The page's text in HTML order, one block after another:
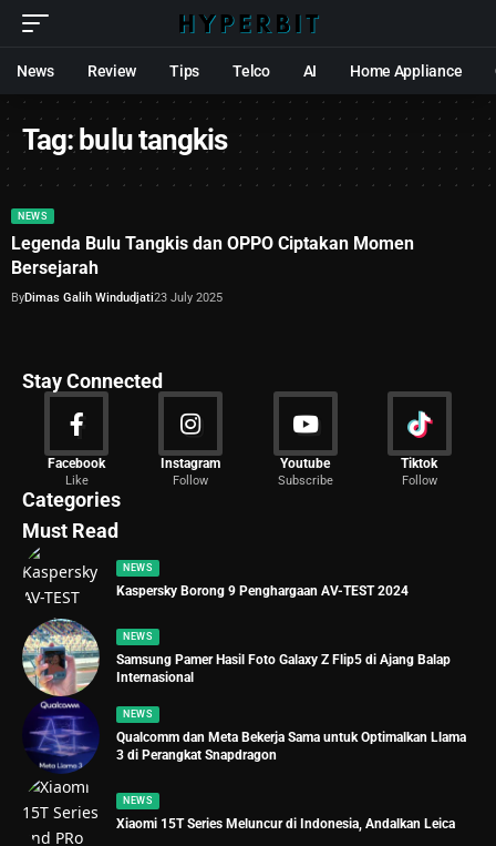
News Review Tips Telco AI Home Appliance
Tag: bulu tangkis
NEWS
Legenda Bulu Tangkis dan OPPO Ciptakan Momen
Bersejarah
ByDimas Galih Windudjati23 July 2025
Stay Connected
Facebook
Like
Instagram
Follow
Youtube
Subscribe
Tiktok
Follow
Categories
News
2029 Articles
Must Read
NEWS
Kaspersky Borong 9 Penghargaan AV-TEST 2024
NEWS
Samsung Pamer Hasil Foto Galaxy Z Flip5 di Ajang Balap
Internasional
NEWS
Qualcomm dan Meta Bekerja Sama untuk Optimalkan Llama
3 di Perangkat Snapdragon
NEWS
Xiaomi 15T Series Meluncur di Indonesia, Andalkan Leica